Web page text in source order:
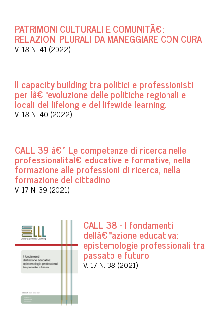
PATRIMONI CULTURALI E COMUNITÃ€:
RELAZIONI PLURALI DA MANEGGIARE CON CURA
V. 18 N. 41 (2022)
Il capacity building tra politici e professionisti
per lâ€™evoluzione delle politiche regionali e
locali del lifelong e del lifewide learning.
V. 18 N. 40 (2022)
CALL 39 â€“ Le competenze di ricerca nelle
professionalitaÌ€ educative e formative, nella
formazione alle professioni di ricerca, nella
formazione del cittadino.
V. 17 N. 39 (2021)
CALL 38 - I fondamenti
dellâ€™azione educativa:
epistemologie professionali tra
passato e futuro
V. 17 N. 38 (2021)